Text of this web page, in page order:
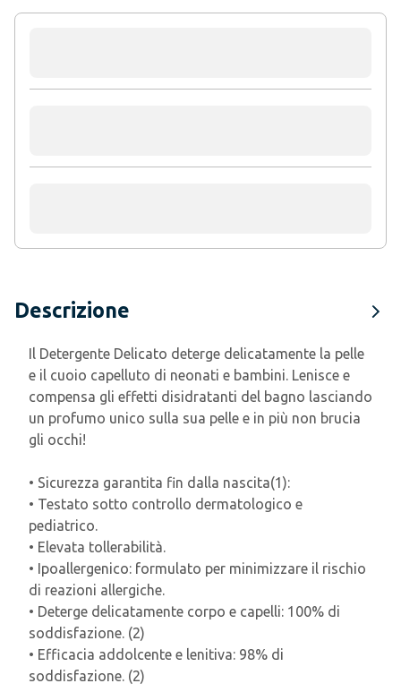
Descrizione
Il Detergente Delicato deterge delicatamente la pelle
e il cuoio capelluto di neonati e bambini. Lenisce e
compensa gli effetti disidratanti del bagno lasciando
un profumo unico sulla sua pelle e in più non brucia
gli occhi!
• Sicurezza garantita fin dalla nascita(1):
• Testato sotto controllo dermatologico e
pediatrico.
• Elevata tollerabilità.
• Ipoallergenico: formulato per minimizzare il rischio
di reazioni allergiche.
• Deterge delicatamente corpo e capelli: 100% di
soddisfazione. (2)
• Efficacia addolcente e lenitiva: 98% di
soddisfazione. (2)